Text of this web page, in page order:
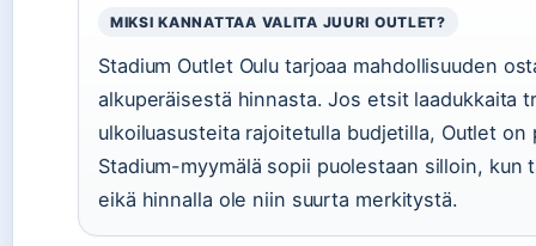
MIKSI KANNATTAA VALITA JUURI OUTLET?
Stadium Outlet Oulu tarjoaa mahdollisuuden
alkuperäisestä hinnasta. Jos etsit laadukkaita
ulkoiluasusteita rajoitetulla budjetilla, Outlet
Stadium-myymälä sopii puolestaan silloin,
eikä hinnalla ole niin suurta merkitystä.